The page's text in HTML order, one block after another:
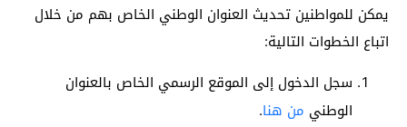
يمكن للمواطنين تحديث العنوان الوطني الخاص بهم من خلال
اتباع الخطوات التالية:
سجل الدخول إلى الموقع الرسمي الخاص بالعنوان
الوطني من هنا.